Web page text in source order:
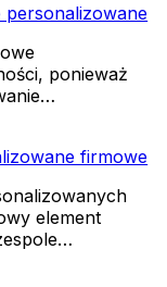
ponieważ
firmowe
element